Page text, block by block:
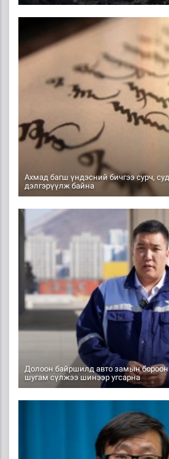
Ахмад багш үндэсний бичгээ сурч,
дэлгэрүүлж байна
Долоон байршилд авто замын
шугам сүлжээ шинээр угсарна